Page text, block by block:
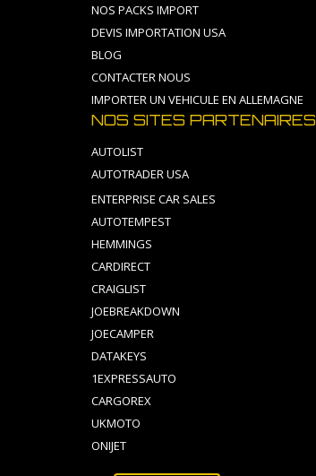
NOS PACKS IMPORT
DEVIS IMPORTATION USA
BLOG
CONTACTER NOUS
IMPORTER UN VEHICULE EN ALLEMAGNE
NOS SITES PARTENAIRES
AUTOLIST
AUTOTRADER USA
ENTERPRISE CAR SALES
AUTOTEMPEST
HEMMINGS
CARDIRECT
CRAIGLIST
JOEBREAKDOWN
JOECAMPER
DATAKEYS
1EXPRESSAUTO
CARGOREX
UKMOTO
ONIJET